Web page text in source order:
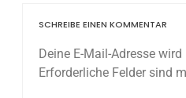
SCHREIBE EINEN KOMMENTAR
Deine E-Mail-Adresse
Erforderliche Felder sind